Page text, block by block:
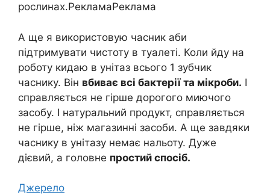
рослинах.РекламаРеклама
А ще я використовую часник аби
підтримувати чистоту в туалеті. Коли йду на
роботу кидаю в унітаз всього 1 зубчик
часнику. Він вбиває всі бактерії та мікроби. І
справляється не гірше дорогого миючого
засобу. І натуральний продукт, справляється
не гірше, ніж магазинні засоби. А ще завдяки
часнику в унітазу немає нальоту. Дуже
дієвий, а головне простий спосіб.
Джерело